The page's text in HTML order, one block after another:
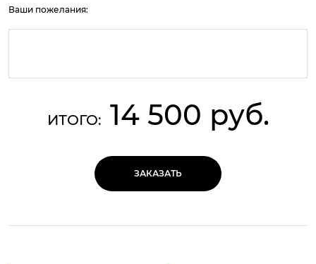
Ваши пожелания:
ИТОГО: 14 500 руб.
ЗАКАЗАТЬ